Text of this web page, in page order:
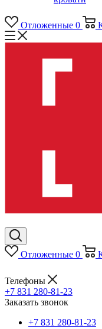
Отложенные 0
Отложенные 0
Телефоны
+7 831 280-81-23
Заказать звонок
+7 831 280-81-23